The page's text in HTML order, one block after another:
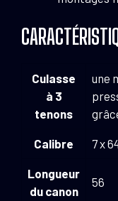
Culasse
à 3
tenons
une
Calibre 7 x
Longueur
du canon
56